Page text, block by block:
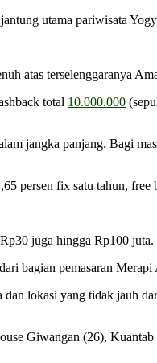
utama pariwisata
atas terselenggaranya
total 10.000.000
jangka panjang. Bagi
persen fix satu tahun,
juga hingga Rp100 juta.
bagian pemasaran Merapi
lokasi yang tidak jauh
Giwangan (26),